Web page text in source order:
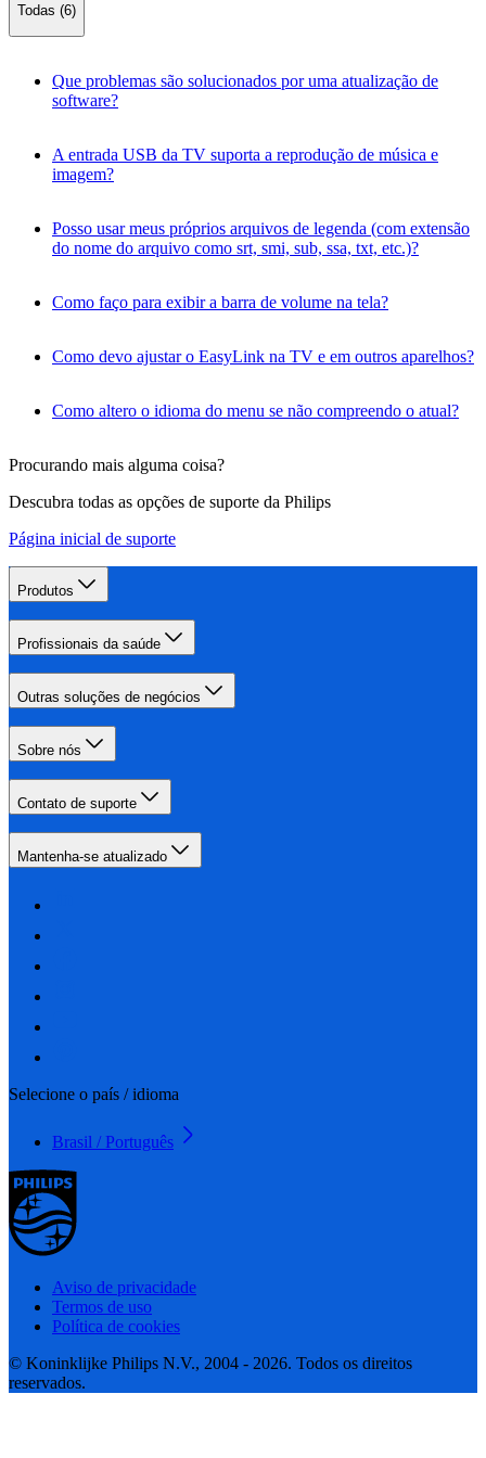
Todas (6)
Que problemas são solucionados por uma atualização de
software?
A entrada USB da TV suporta a reprodução de música e
imagem?
Posso usar meus próprios arquivos de legenda (com extensão
do nome do arquivo como srt, smi, sub, ssa, txt, etc.)?
Como faço para exibir a barra de volume na tela?
Como devo ajustar o EasyLink na TV e em outros aparelhos?
Como altero o idioma do menu se não compreendo o atual?
Procurando mais alguma coisa?
Descubra todas as opções de suporte da Philips
Página inicial de suporte
Produtos
Profissionais da saúde
Outras soluções de negócios
Sobre nós
Contato de suporte
Mantenha-se atualizado
Selecione o país / idioma
Brasil / Português
Aviso de privacidade
Termos de uso
Política de cookies
© Koninklijke Philips N.V., 2004 - 2026. Todos os direitos
reservados.